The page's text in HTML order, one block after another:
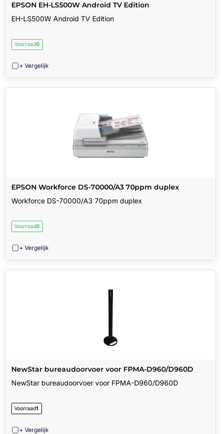
EPSON EH-LS500W Android TV Edition
EH-LS500W Android TV Edition
Voorraad0
+ Vergelijk
EPSON Workforce DS-70000/A3 70ppm duplex
Workforce DS-70000/A3 70ppm duplex
Voorraad0
+ Vergelijk
NewStar bureaudoorvoer voor FPMA-D960/D960D
NewStar bureaudoorvoer voor FPMA-D960/D960D
Voorraad1
+ Vergelijk